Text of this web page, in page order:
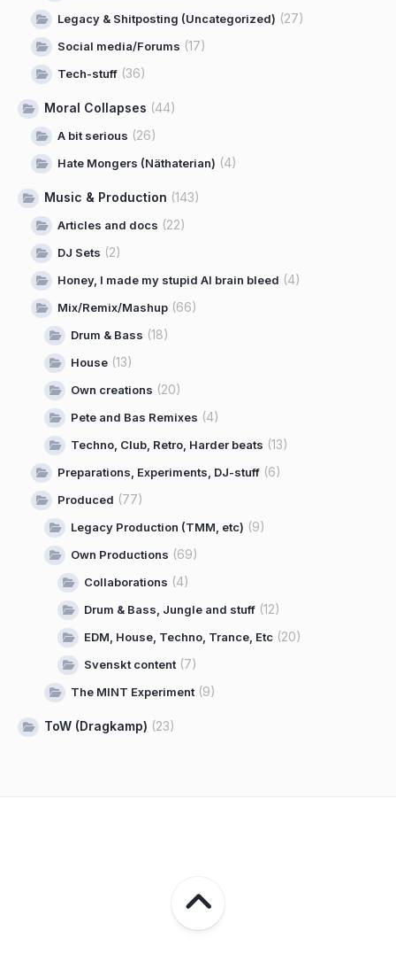
Legacy & Shitposting (Uncategorized) (27)
Social media/Forums (17)
Tech-stuff (36)
Moral Collapses (44)
A bit serious (26)
Hate Mongers (Näthaterian) (4)
Music & Production (143)
Articles and docs (22)
DJ Sets (2)
Honey, I made my stupid AI brain bleed (4)
Mix/Remix/Mashup (66)
Drum & Bass (18)
House (13)
Own creations (20)
Pete and Bas Remixes (4)
Techno, Club, Retro, Harder beats (13)
Preparations, Experiments, DJ-stuff (6)
Produced (77)
Legacy Production (TMM, etc) (9)
Own Productions (69)
Collaborations (4)
Drum & Bass, Jungle and stuff (12)
EDM, House, Techno, Trance, Etc (20)
Svenskt content(7)
The MINT Experiment(9)
ToW (Dragkamp) (23)